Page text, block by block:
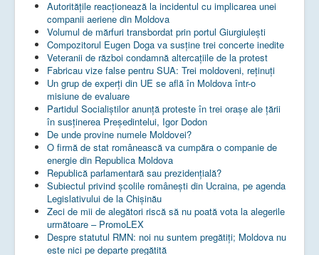
Autoritățile reacționează la incidentul cu implicarea unei
companii aeriene din Moldova
Volumul de mărfuri transbordat prin portul Giurgiulești
Compozitorul Eugen Doga va susţine trei concerte inedite
Veteranii de război condamnă altercaţiile de la protest
Fabricau vize false pentru SUA: Trei moldoveni, reținuți
Un grup de experţi din UE se află în Moldova într-o
misiune de evaluare
Partidul Socialiștilor anunță proteste în trei orașe ale țării
în susținerea Președintelui, Igor Dodon
De unde provine numele Moldovei?
O firmă de stat românească va cumpăra o companie de
energie din Republica Moldova
Republică parlamentară sau prezidențială?
Subiectul privind şcolile româneşti din Ucraina, pe agenda
Legislativului de la Chişinău
Zeci de mii de alegători riscă să nu poată vota la alegerile
următoare – PromoLEX
Despre statutul RMN: noi nu suntem pregătiți; Moldova nu
este nici pe departe pregătită